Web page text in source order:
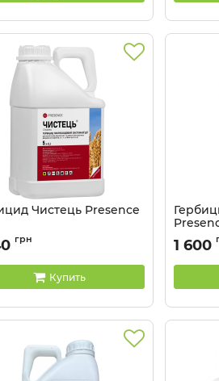
Чистець Presence
грн
Купить
1 600